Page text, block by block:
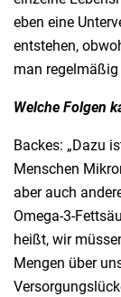
eben eine
entstehen,
man regelmäßig
Welche Folgen
Backes: „Dazu
Menschen
aber auch
Omega-3-
heißt, wir
Mengen über